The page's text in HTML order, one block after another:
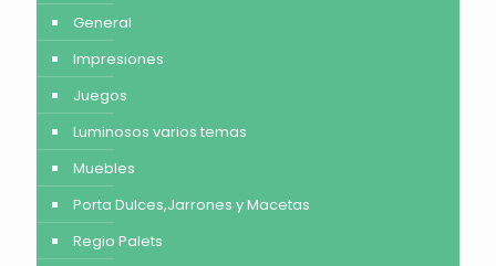
General
Impresiones
Juegos
Luminosos varios temas
Muebles
Porta Dulces,Jarrones y Macetas
Regio Palets